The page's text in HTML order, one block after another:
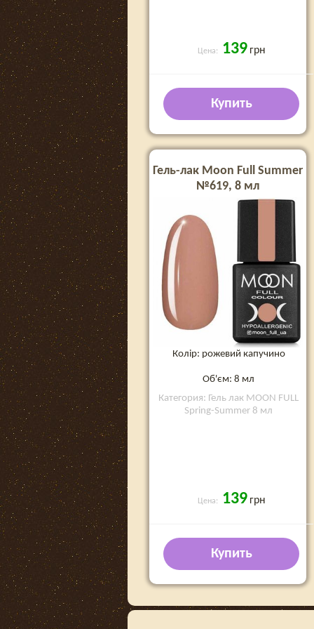
Цена: 139 грн
Купить
Гель-лак Moon Full Summer
№619, 8 мл
Колір: рожевий капучино
Об'єм: 8 мл
Категория: Гель лак MOON FULL
Spring-Summer 8 мл
Цена: 139 грн
Купить